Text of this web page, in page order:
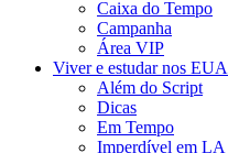
Caixa do Tempo
Campanha
Área VIP
Viver e estudar nos EUA
Além do Script
Dicas
Em Tempo
Imperdível em LA